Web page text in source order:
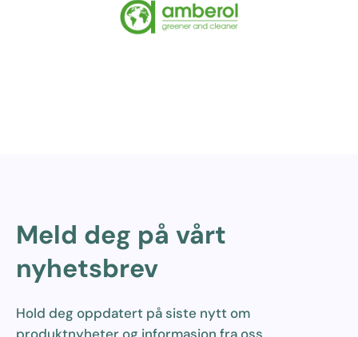
Meld deg på vårt
nyhetsbrev
Hold deg oppdatert på siste nytt om